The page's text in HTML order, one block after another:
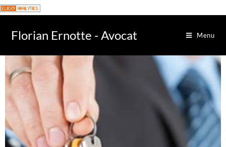
Florian Ernotte - Avocat Menu